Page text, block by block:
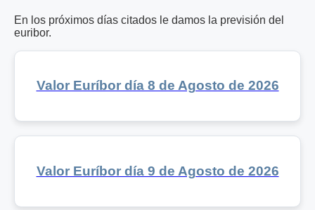
En los próximos días citados le damos la previsión del
euribor.
Valor Euríbor día 8 de Agosto de 2026
Valor Euríbor día 9 de Agosto de 2026